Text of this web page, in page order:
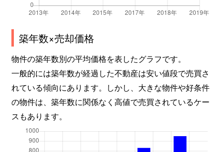
築年数×売却価格
物件の築年数別の平均価格を表したグラフです。
一般的には築年数が経過した不動産は安い値段で売買さ
れている傾向にあります。しかし、大きな物件や好条件
の物件は、築年数に関係なく高値で売買されているケー
スもあります。